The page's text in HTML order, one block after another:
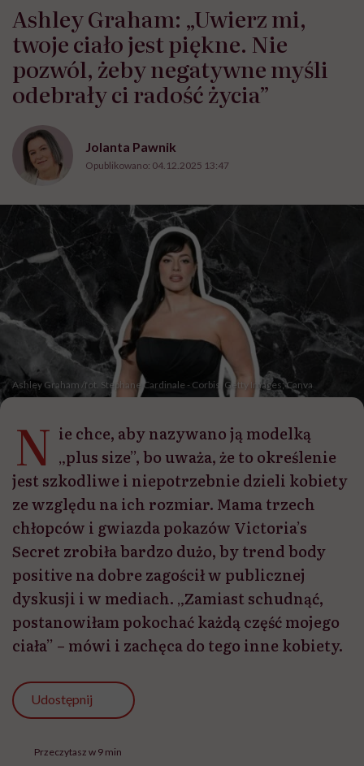
Ashley Graham: „Uwierz mi,
twoje ciało jest piękne. Nie
pozwól, żeby negatywne myśli
odebrały ci radość życia”
Jolanta Pawnik
Opublikowano: 04.12.2025 13:47
Ashley Graham /fot. Stephane Cardinale - Corbis, Getty Images; Canva
N ie chce, aby nazywano ją modelką
„plus size”, bo uważa, że to określenie
jest szkodliwe i niepotrzebnie dzieli kobiety
ze względu na ich rozmiar. Mama trzech
chłopców i gwiazda pokazów Victoria’s
Secret zrobiła bardzo dużo, by trend body
positive na dobre zagościł w publicznej
dyskusji i w mediach. „Zamiast schudnąć,
postanowiłam pokochać każdą część mojego
ciała” – mówi i zachęca do tego inne kobiety.
Udostępnij
Przeczytasz w 9 min